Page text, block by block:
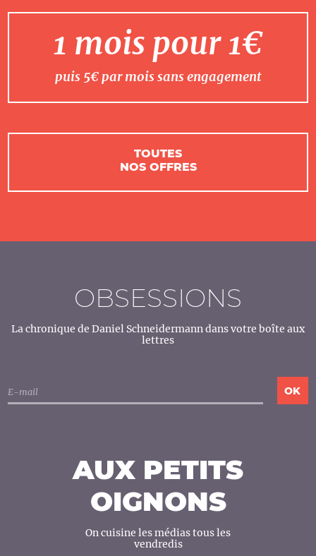
1 mois pour 1€
puis 5€ par mois sans engagement
TOUTES
NOS OFFRES
OBSESSIONS
La chronique de Daniel Schneidermann dans votre boîte aux
lettres
AUX PETITS
OIGNONS
On cuisine les médias tous les
vendredis